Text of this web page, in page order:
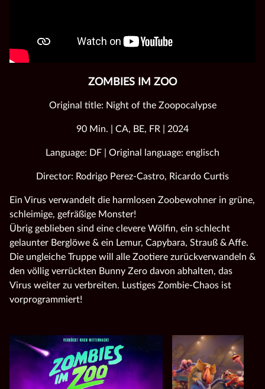
ZOMBIES IM ZOO
Original title: Night of the Zoopocalypse
90 Min. | CA, BE, FR | 2024
Language: DF | Original language: englisch
Director: Rodrigo Perez-Castro, Ricardo Curtis
Ein Virus verwandelt die harmlosen Zoobewohner in grüne,
schleimige, gefräßige Monster!
Übrig geblieben sind eine clevere Wölfin, ein schlecht
gelaunter Berglöwe & ein Lemur, Capybara, Strauß & Affe.
Die ungleiche Truppe will alle Zootiere zurückverwandeln &
den völlig verrückten Bunny Zero davon abhalten, das
Virus weiter zu verbreiten. Lustiges Zombie-Chaos ist
vorprogrammiert!